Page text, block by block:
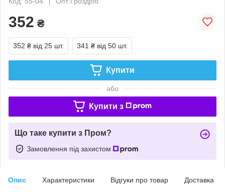
352 ₴
352 ₴ від 25 шт. 341 ₴ від 50 шт.
Купити
або
Купити з
Що таке купити з Пром?
Замовлення під захистом
Опис Характеристики Відгуки про товар Доставка